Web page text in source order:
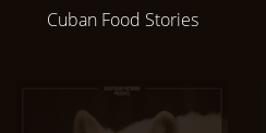
Cuban Food Stories